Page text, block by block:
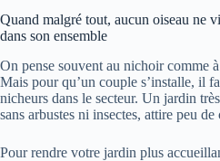
Quand malgré tout, aucun oiseau ne
dans son ensemble
On pense souvent au nichoir comme
Mais pour qu’un couple s’installe, il
nicheurs dans le secteur. Un jardin
sans arbustes ni insectes, attire peu de
Pour rendre votre jardin plus